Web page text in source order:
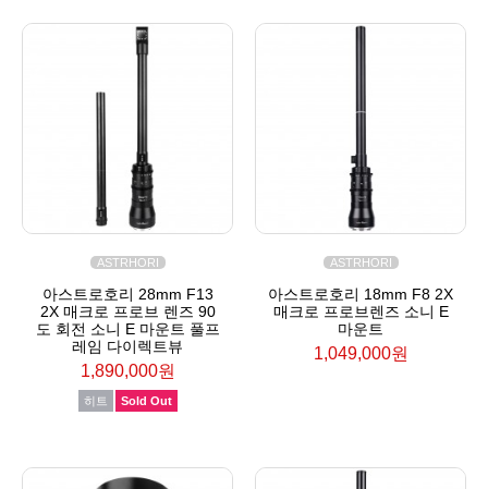
ASTRHORI
아스트로호리 28mm F13
2X 매크로 프로브 렌즈 90
도 회전 소니 E 마운트 풀프
레임 다이렉트뷰
1,890,000원
히트 Sold Out
ASTRHORI
아스트로호리 18mm F8 2X
매크로 프로브렌즈 소니 E
마운트
1,049,000원